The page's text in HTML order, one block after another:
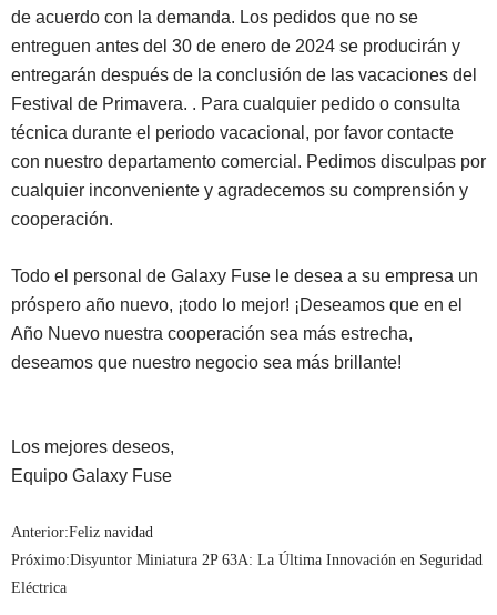
de acuerdo con la demanda. Los pedidos que no se
entreguen antes del 30 de enero de 2024 se producirán y
entregarán después de la conclusión de las vacaciones del
Festival de Primavera. . Para cualquier pedido o consulta
técnica durante el periodo vacacional, por favor contacte
con nuestro departamento comercial. Pedimos disculpas por
cualquier inconveniente y agradecemos su comprensión y
cooperación.
Todo el personal de Galaxy Fuse le desea a su empresa un
próspero año nuevo, ¡todo lo mejor! ¡Deseamos que en el
Año Nuevo nuestra cooperación sea más estrecha,
deseamos que nuestro negocio sea más brillante!
Los mejores deseos,
Equipo Galaxy Fuse
Anterior:Feliz navidad
Próximo:Disyuntor Miniatura 2P 63A: La Última Innovación en Seguridad
Eléctrica